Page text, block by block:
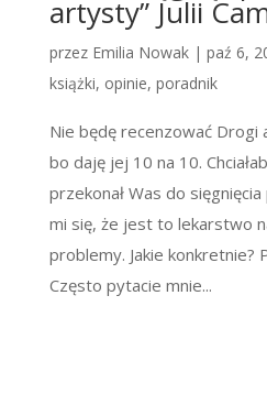
artysty” Julii
przez Emilia Nowak| paź 6,
książki, opinie, poradnik
Nie będę recenzować Drogi
bo daję jej 10 na 10.
przekonał Was do
mi się, że jest to lekarstwo
problemy. Jakie konkretnie?
Często pytacie mnie...